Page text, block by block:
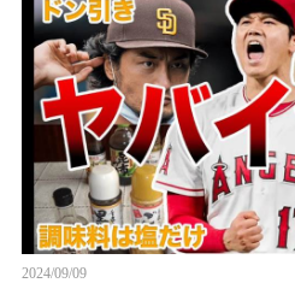
2024/09/09